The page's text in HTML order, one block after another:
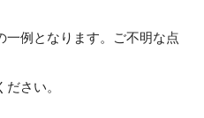
例となります。ご不明な点
さい。